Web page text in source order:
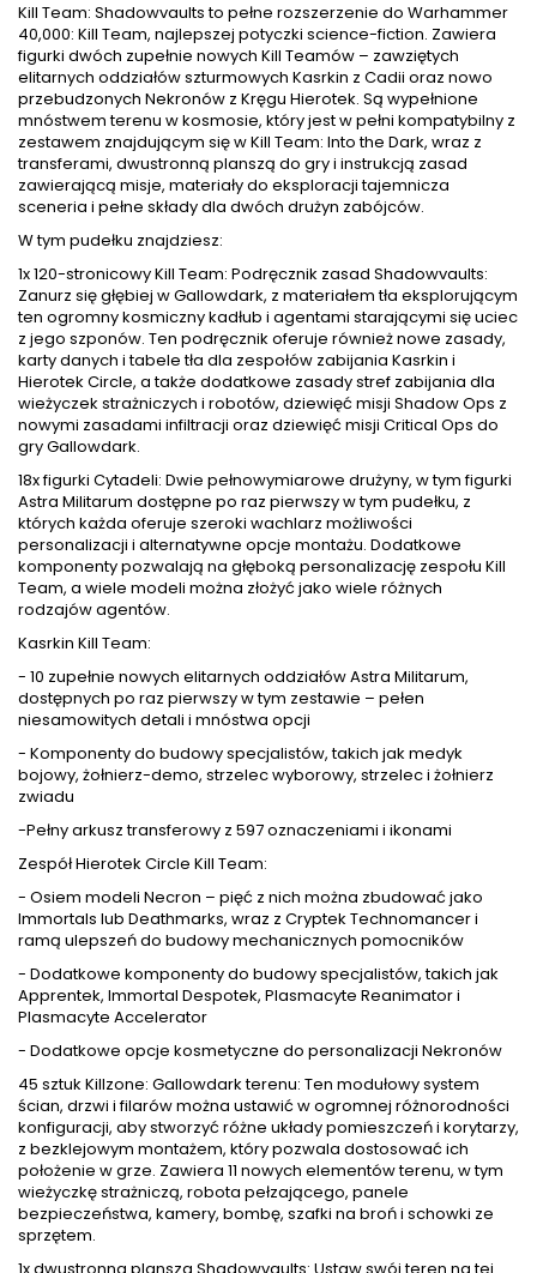
Kill Team: Shadowvaults to pełne rozszerzenie do Warhammer
40,000: Kill Team, najlepszej potyczki science-fiction. Zawiera
figurki dwóch zupełnie nowych Kill Teamów – zawziętych
elitarnych oddziałów szturmowych Kasrkin z Cadii oraz nowo
przebudzonych Nekronów z Kręgu Hierotek. Są wypełnione
mnóstwem terenu w kosmosie, który jest w pełni kompatybilny z
zestawem znajdującym się w Kill Team: Into the Dark, wraz z
transferami, dwustronną planszą do gry i instrukcją zasad
zawierającą misje, materiały do ​​eksploracji tajemnicza
sceneria i pełne składy dla dwóch drużyn zabójców.
W tym pudełku znajdziesz:
1x 120-stronicowy Kill Team: Podręcznik zasad Shadowvaults:
Zanurz się głębiej w Gallowdark, z materiałem tła eksplorującym
ten ogromny kosmiczny kadłub i agentami starającymi się uciec
z jego szponów. Ten podręcznik oferuje również nowe zasady,
karty danych i tabele tła dla zespołów zabijania Kasrkin i
Hierotek Circle, a także dodatkowe zasady stref zabijania dla
wieżyczek strażniczych i robotów, dziewięć misji Shadow Ops z
nowymi zasadami infiltracji oraz dziewięć misji Critical Ops do
gry Gallowdark.
18x figurki Cytadeli: Dwie pełnowymiarowe drużyny, w tym figurki
Astra Militarum dostępne po raz pierwszy w tym pudełku, z
których każda oferuje szeroki wachlarz możliwości
personalizacji i alternatywne opcje montażu. Dodatkowe
komponenty pozwalają na głęboką personalizację zespołu Kill
Team, a wiele modeli można złożyć jako wiele różnych
rodzajów agentów.
Kasrkin Kill Team:
- 10 zupełnie nowych elitarnych oddziałów Astra Militarum,
dostępnych po raz pierwszy w tym zestawie – pełen
niesamowitych detali i mnóstwa opcji
- Komponenty do budowy specjalistów, takich jak medyk
bojowy, żołnierz-demo, strzelec wyborowy, strzelec i żołnierz
zwiadu
-Pełny arkusz transferowy z 597 oznaczeniami i ikonami
Zespół Hierotek Circle Kill Team:
- Osiem modeli Necron – pięć z nich można zbudować jako
Immortals lub Deathmarks, wraz z Cryptek Technomancer i
ramą ulepszeń do budowy mechanicznych pomocników
- Dodatkowe komponenty do budowy specjalistów, takich jak
Apprentek, Immortal Despotek, Plasmacyte Reanimator i
Plasmacyte Accelerator
- Dodatkowe opcje kosmetyczne do personalizacji Nekronów
45 sztuk Killzone: Gallowdark terenu: Ten modułowy system
ścian, drzwi i filarów można ustawić w ogromnej różnorodności
konfiguracji, aby stworzyć różne układy pomieszczeń i korytarzy,
z bezklejowym montażem, który pozwala dostosować ich
położenie w grze. Zawiera 11 nowych elementów terenu, w tym
wieżyczkę strażniczą, robota pełzającego, panele
bezpieczeństwa, kamery, bombę, szafki na broń i schowki ze
sprzętem.